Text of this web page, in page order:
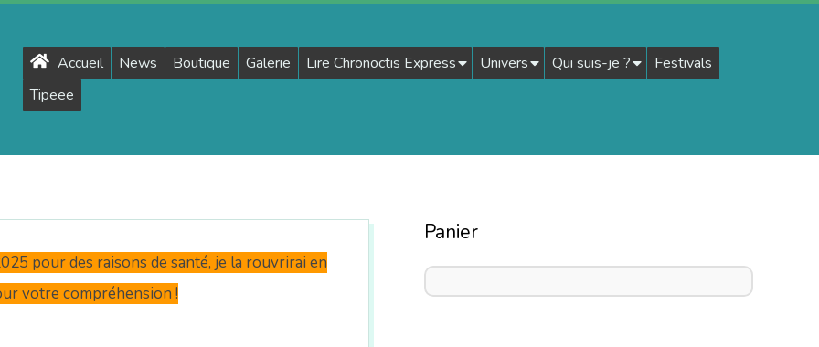
Primary
Accueil News Boutique Galerie Lire Chronoctis Express Univers Qui suis-je ?
Festivals
Tipeee
pour des raisons de santé, je la rouvrirai en
votre compréhension !
Panier